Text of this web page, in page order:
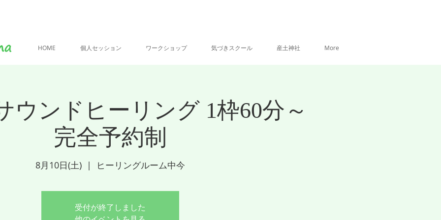
HOME 個人セッション ワークショップ 気づきスクール 産土神社 More
ウンドヒーリング 1枠60分～
完全予約制
8月10日(土)
  |
ヒーリングルーム中今
受付が終了しました